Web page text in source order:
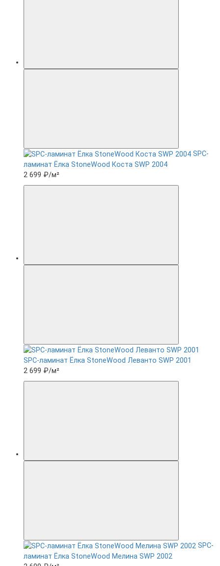
SPC-
ламинат Ëлка StoneWood Коста SWP 2004
2 699 ₽/м²
SPC-ламинат Ëлка StoneWood Леванто SWP 2001
2 699 ₽/м²
SPC-
ламинат Ëлка StoneWood Мелина SWP 2002